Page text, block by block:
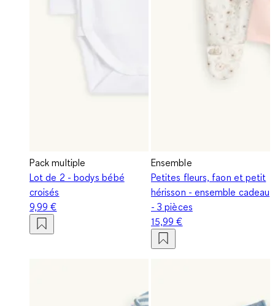
Pack multiple
Lot de 2 - bodys bébé
croisés
9,99 €
Ensemble
Petites fleurs, faon et petit
hérisson - ensemble cadeau
- 3 pièces
15,99 €